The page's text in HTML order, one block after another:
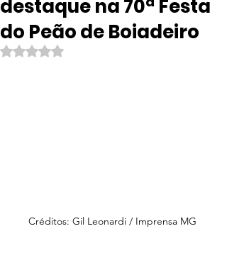
destaque na 70ª Festa
do Peão de Boiadeiro
Avaliado com NaN de 5 estrelas.
Créditos: Gil Leonardi / Imprensa MG